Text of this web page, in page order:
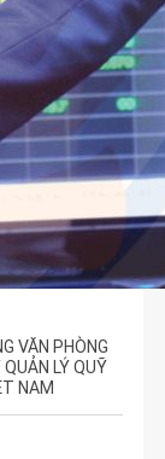
VĂN PHÒNG
LÝ QUỸ
NAM